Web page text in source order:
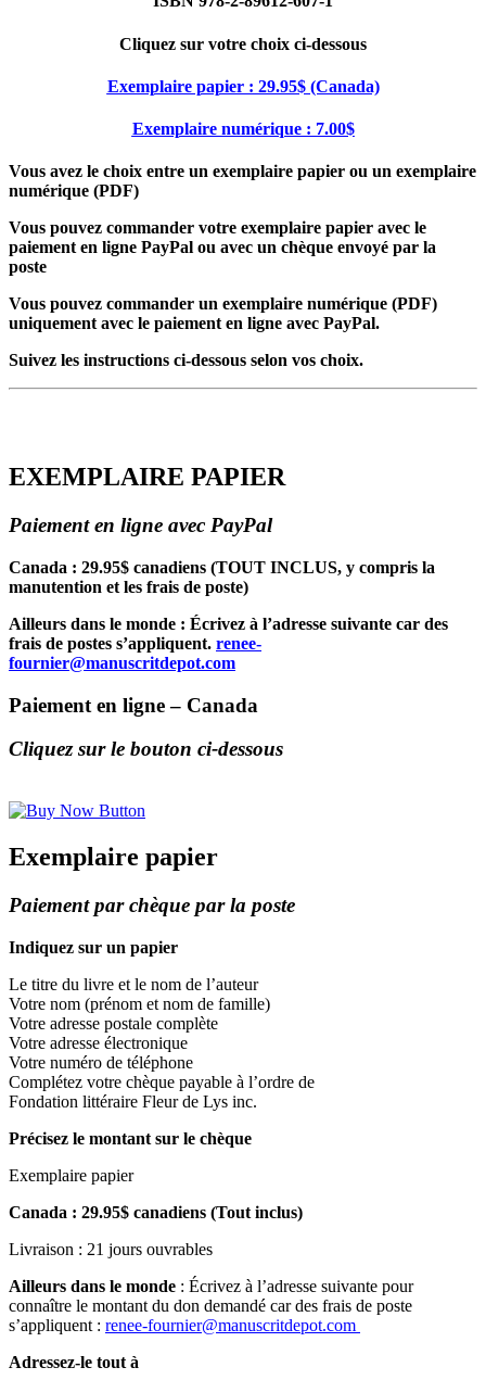
Cliquez sur votre choix ci-dessous
Exemplaire papier : 29.95$ (Canada)
Exemplaire numérique : 7.00$
Vous avez le choix entre un exemplaire papier ou un exemplaire
numérique (PDF)
Vous pouvez commander votre exemplaire papier avec le
paiement en ligne PayPal ou avec un chèque envoyé par la
poste
Vous pouvez commander un exemplaire numérique (PDF)
uniquement avec le paiement en ligne avec PayPal.
Suivez les instructions ci-dessous selon vos choix.
EXEMPLAIRE PAPIER
Paiement en ligne avec PayPal
Canada : 29.95$ canadiens (TOUT INCLUS, y compris la
manutention et les frais de poste)
Ailleurs dans le monde : Écrivez à l’adresse suivante car des
frais de postes s’appliquent. renee-
fournier@manuscritdepot.com
Paiement en ligne – Canada
Cliquez sur le bouton ci-dessous
Exemplaire papier
Paiement par chèque par la poste
Indiquez sur un papier
Le titre du livre et le nom de l’auteur
Votre nom (prénom et nom de famille)
Votre adresse postale complète
Votre adresse électronique
Votre numéro de téléphone
Complétez votre chèque payable à l’ordre de
Fondation littéraire Fleur de Lys inc.
Précisez le montant sur le chèque
Exemplaire papier
Canada : 29.95$ canadiens (Tout inclus)
Livraison : 21 jours ouvrables
Ailleurs dans le monde : Écrivez à l’adresse suivante pour
connaître le montant du don demandé car des frais de poste
s’appliquent : renee-fournier@manuscritdepot.com
Adressez-le tout à